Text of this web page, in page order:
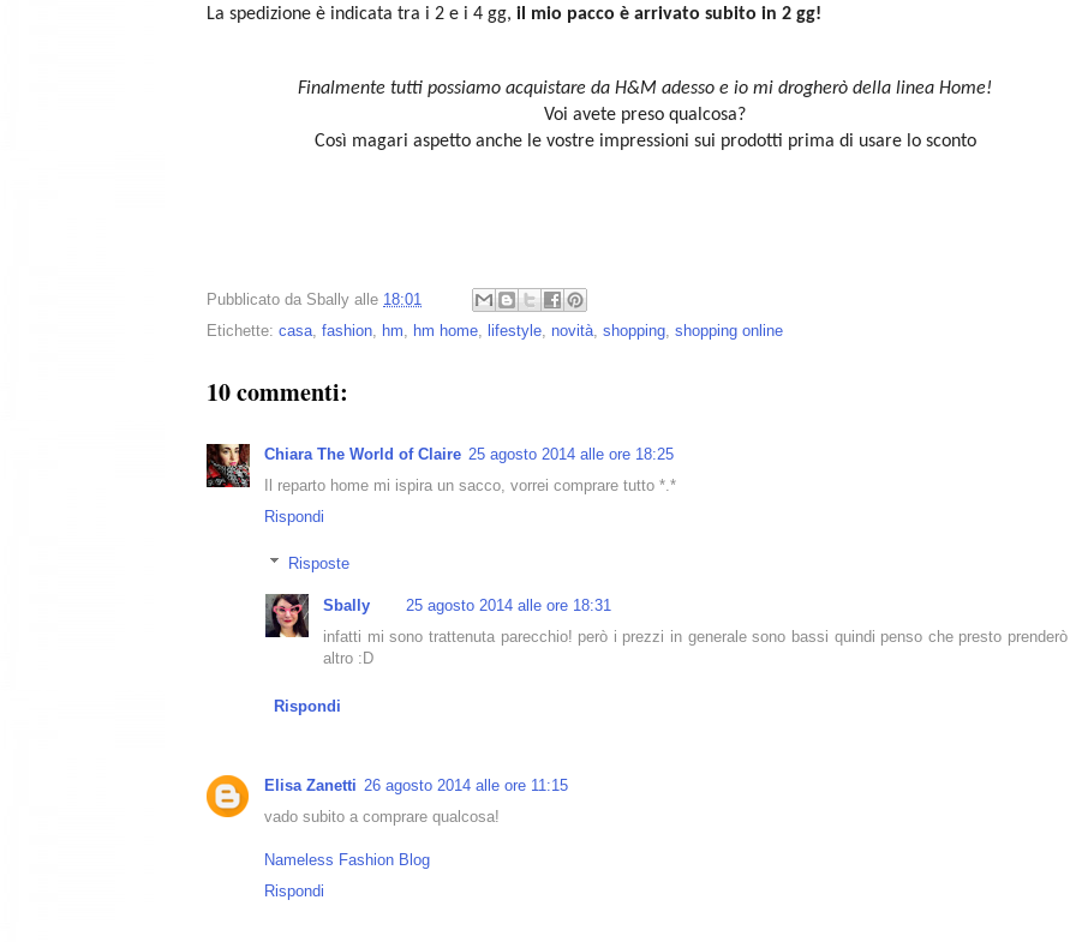
La spedizione è indicata tra i 2 e i 4 gg, il mio pacco è arrivato subito in 2 gg!
Finalmente tutti possiamo acquistare da H&M adesso e io mi drogherò della linea Home!
Voi avete preso qualcosa?
Così magari aspetto anche le vostre impressioni sui prodotti prima di usare lo sconto
Pubblicato da Sbally alle 18:01
Etichette: casa, fashion, hm, hm home, lifestyle, novità, shopping, shopping online
10 commenti:
Chiara The World of Claire 25 agosto 2014 alle ore 18:25
Il reparto home mi ispira un sacco, vorrei comprare tutto *.*
Rispondi
Risposte
Sbally
25 agosto 2014 alle ore 18:31
infatti mi sono trattenuta parecchio! però i prezzi in generale sono bassi quindi penso che presto prenderò
altro :D
Rispondi
Elisa Zanetti 26 agosto 2014 alle ore 11:15
vado subito a comprare qualcosa!
Nameless Fashion Blog
Rispondi